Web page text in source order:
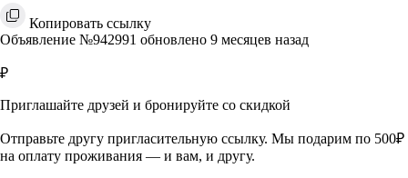
Копировать ссылку
Объявление №942991 обновлено 9 месяцев назад
₽
Приглашайте друзей и бронируйте со скидкой
Отправьте другу пригласительную ссылку. Мы подарим по 500₽
на оплату проживания — и вам, и другу.